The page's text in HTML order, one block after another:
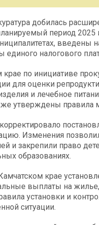
добилась
период
введены
единого налогового
крае по инициативе
для оценки
и лечебное
утверждены
Изменения
и закрепили право
образованиях.
крае
выплаты на
установки и
ситуации.